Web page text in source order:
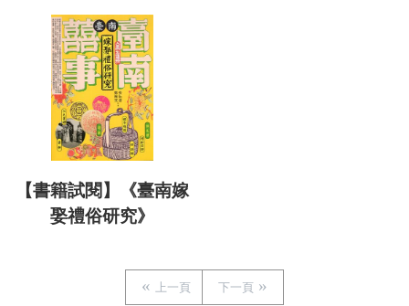
【書籍試閱】《臺南嫁
娶禮俗研究》
上一頁 下一頁